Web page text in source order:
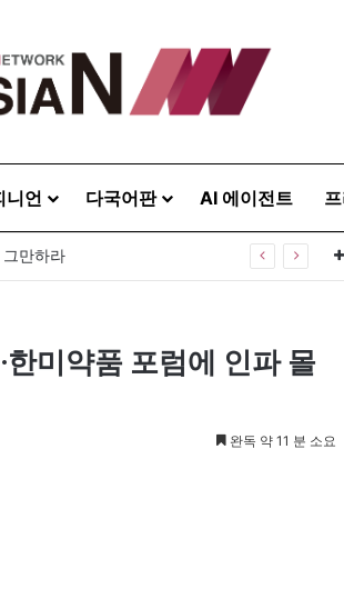
니언 다국어판 AI 에이전트
영동 민주화운동기념관
미약품 포럼에 인파 몰
완독 약 11 분 소요